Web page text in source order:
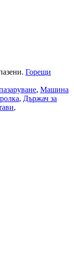
Горещи
, Машина
, Държач за
,